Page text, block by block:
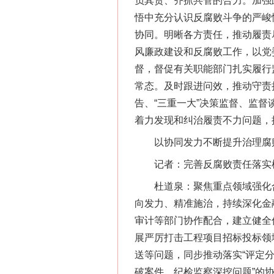
悟中充分认识反腐败斗争的严
协同。明晰各方责任，推动履
风廉政建设和反腐败工作，以
督，督促有关职能部门扎实履
常态。及时跟进问效，推动守
告、“三重一大”决策监督、监
着力发现和纠治履责不力问题
以协同发力不断提升治理腐
记者：完善反腐败责任落实
杜道泉：聚焦重点领域强化
向发力、精准施治，持续深化
审计等部门协作配合，建立健
展严厉打击工程项目招标投标
送等问题，同步推动落实“评定
破案件、纪检监察深挖问题”的